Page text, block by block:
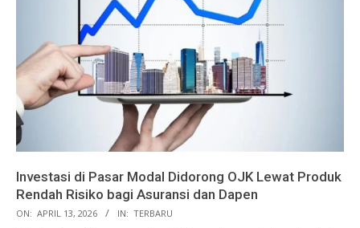
Investasi di Pasar Modal Didorong OJK Lewat Produk
Rendah Risiko bagi Asuransi dan Dapen
ON: APRIL 13, 2026 IN: TERBARU